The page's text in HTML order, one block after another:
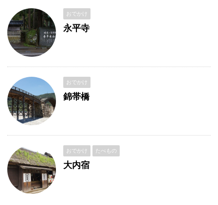
おでかけ
永平寺
おでかけ
錦帯橋
おでかけ たべもの
大内宿